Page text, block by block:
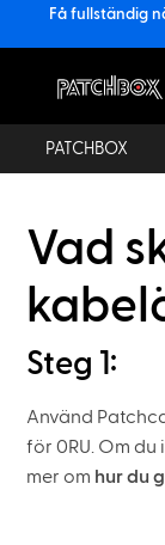
Få fullständig
PATCHBOX
Vad
Steg 1:
Använd
för 0RU. Om
mer om hur du